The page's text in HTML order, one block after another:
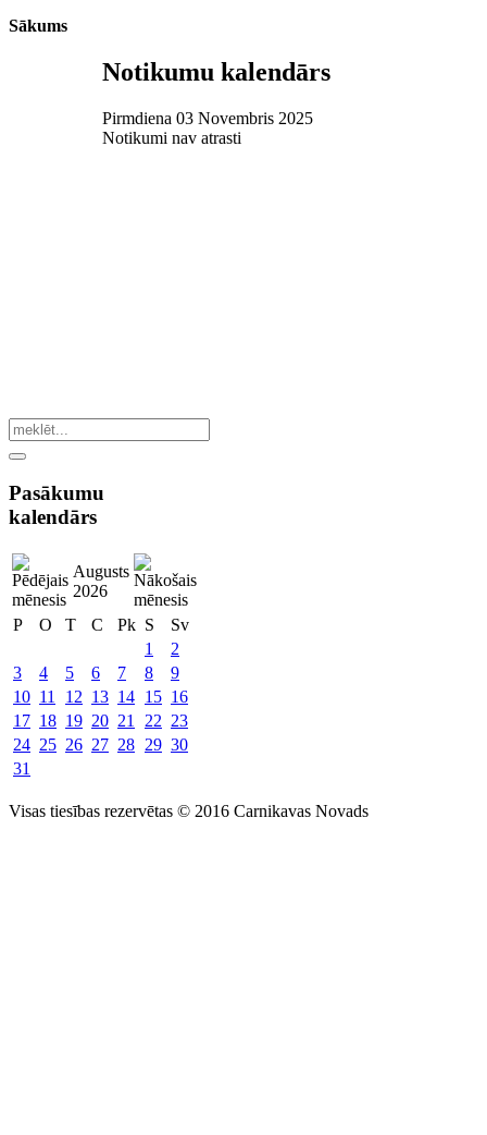
Sākums
Notikumu kalendārs
Pirmdiena 03 Novembris 2025
Notikumi nav atrasti
Pasākumu
kalendārs
Augusts
2026
P
O T C Pk S
Sv
1
2
3
4 5 6 7 8
9
10 11 12 13 14 15 16
17 18 19 20 21 22 23
24 25 26 27 28 29 30
31
Visas tiesības rezervētas © 2016 Carnikavas Novads